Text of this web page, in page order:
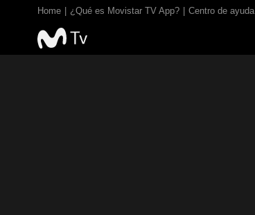
Home ¿Qué es Movistar TV App? Centro de ayuda